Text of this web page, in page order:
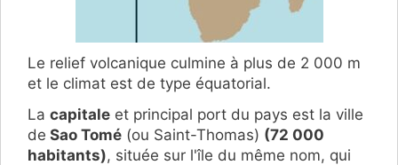
Le relief volcanique culmine à plus de 2 000 m
et le climat est de type équatorial.
La capitale et principal port du pays est la ville
de Sao Tomé (ou Saint-Thomas) (72 000
habitants), située sur l'île du même nom, qui